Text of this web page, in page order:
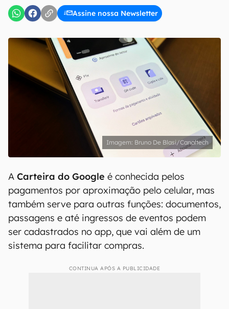
Assine nossa Newsletter
Uso e Política de Privacidade do Canaltech.
Bruno De Blasi/Canaltech
A Carteira do Google é conhecida pelos
pagamentos por aproximação pelo celular, mas
também serve para outras funções: documentos,
passagens e até ingressos de eventos podem
ser cadastrados no app, que vai além de um
sistema para facilitar compras.
CONTINUA APÓS A PUBLICIDADE